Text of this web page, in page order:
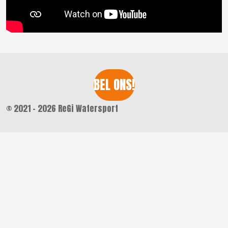
BEL ONS!
© 2021 - 2026 ReGi Watersport